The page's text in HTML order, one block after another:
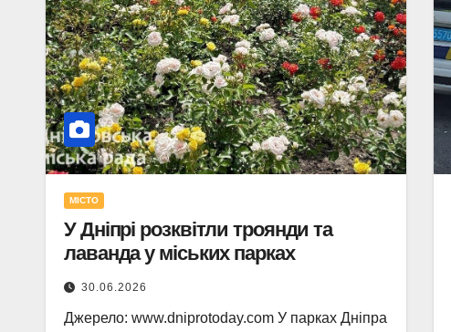
МІСТО
У Дніпрі розквітли троянди та
лаванда у міських парках
30.06.2026
Джерело: www.dniprotoday.com У парках Дніпра